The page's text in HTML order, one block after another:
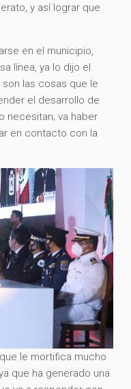
y así lograr que
en el municipio,
línea, ya lo dijo el
las cosas que le
el desarrollo de
necesitan; va haber
en contacto con la
le mortifica mucho
que ha generado una